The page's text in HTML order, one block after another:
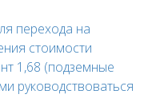
перехода на
стоимости
1,68 (подземные
руководствоваться